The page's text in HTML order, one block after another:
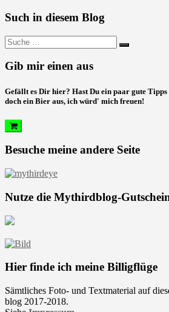
Such in diesem Blog
Suche
nach:
Gib mir einen aus
Gefällt es Dir hier? Hast Du ein paar gute
doch ein Bier aus, ich würd' mich freuen!
Besuche meine andere Seite
Nutze die Mythirdblog-
Hier finde ich meine Billigflüge
Sämtliches Foto- und Textmaterial auf
blog 2017-2018.